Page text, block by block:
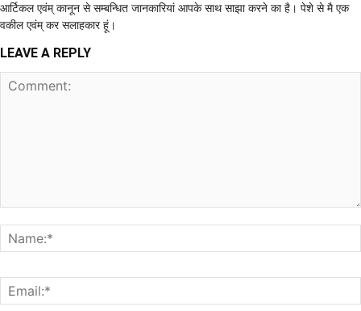
आर्टिकल एवंम् कानून से सम्बन्धित जानकारियां आपके साथ साझा करने का है। पेशे से मै एक
वकील एवंम् कर सलाहकार हूं।
LEAVE A REPLY